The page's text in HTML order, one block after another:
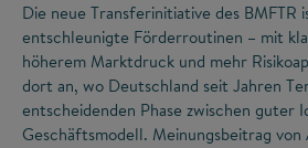
Die neue Transferinitiative des BMFTR
entschleunigte Förderroutinen – mit
höherem Marktdruck und mehr
dort an, wo Deutschland seit Jahren
entscheidenden Phase zwischen guter
Geschäftsmodell. Meinungsbeitrag von